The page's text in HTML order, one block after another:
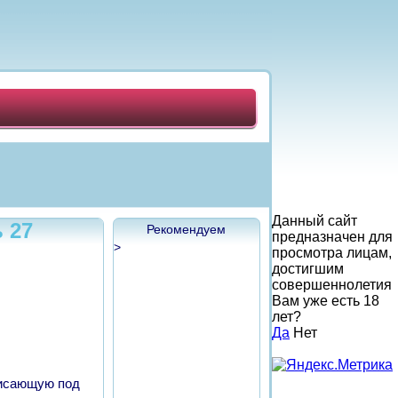
27
под
Рекомендуем
>
Данный сайт
предназначен для
просмотра лицам,
достигшим
совершеннолетия
Вам уже есть 18
лет?
Да Нет